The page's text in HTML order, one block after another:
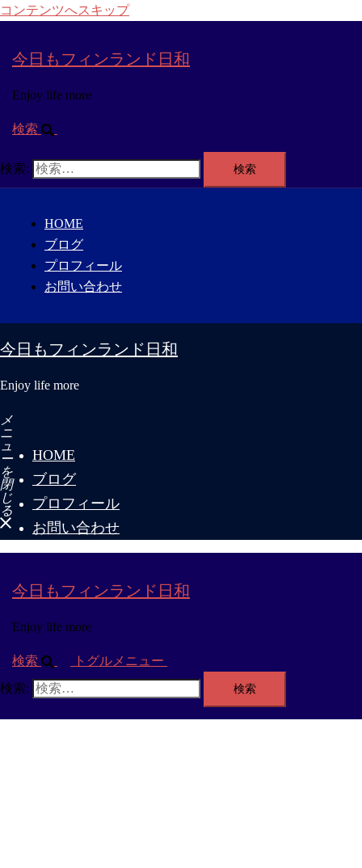
コンテンツへスキップ
今日もフィンランド日和
Enjoy life more
検索
検索:
HOME
ブログ
プロフィール
お問い合わせ
今日もフィンランド日和
Enjoy life more
メ
ニ
ュ
ー
を
閉
じ
る
HOME
ブログ
プロフィール
お問い合わせ
今日もフィンランド日和
Enjoy life more
検索
トグルメニュー
検索: